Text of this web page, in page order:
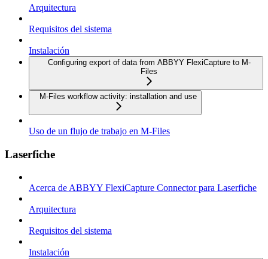
Arquitectura
Requisitos del sistema
Instalación
Configuring export of data from ABBYY FlexiCapture to M-
Files
M-Files workflow activity: installation and use
Uso de un flujo de trabajo en M-Files
Laserfiche
Acerca de ABBYY FlexiCapture Connector para Laserfiche
Arquitectura
Requisitos del sistema
Instalación